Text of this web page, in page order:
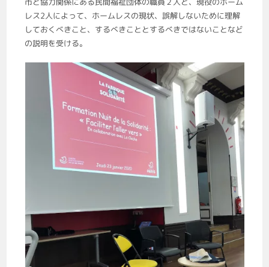
レス2人によって、ホームレスの現状、誤解しないために理解
しておくべきこと、するべきこととするべきではないことなど
の説明を受ける。